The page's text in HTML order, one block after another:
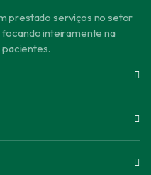
prestado serviços no setor
focando inteiramente na